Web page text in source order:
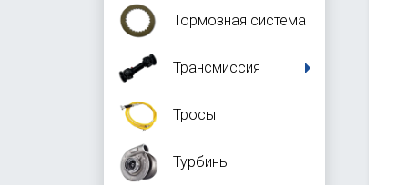
Тормозная система
Трансмиссия
Тросы
Турбины